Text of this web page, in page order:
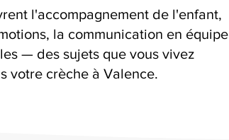
l'accompagnement de l'enfant,
la communication en équipe
— des sujets que vous vivez
votre crèche à Valence.